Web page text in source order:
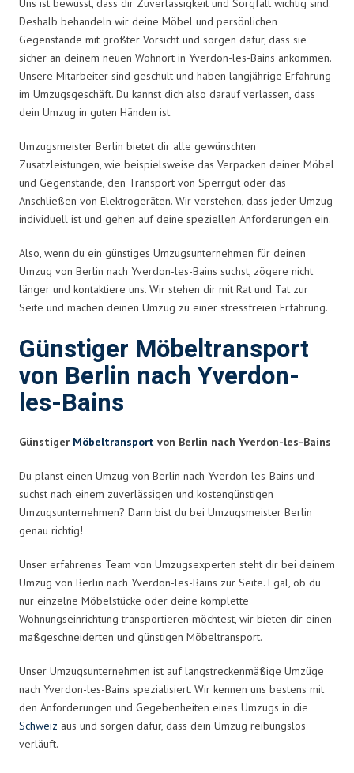
Uns ist bewusst, dass dir Zuverlässigkeit und Sorgfalt wichtig sind.
Deshalb behandeln wir deine Möbel und persönlichen
Gegenstände mit größter Vorsicht und sorgen dafür, dass sie
sicher an deinem neuen Wohnort in Yverdon-les-Bains ankommen.
Unsere Mitarbeiter sind geschult und haben langjährige Erfahrung
im Umzugsgeschäft. Du kannst dich also darauf verlassen, dass
dein Umzug in guten Händen ist.
Umzugsmeister Berlin bietet dir alle gewünschten
Zusatzleistungen, wie beispielsweise das Verpacken deiner Möbel
und Gegenstände, den Transport von Sperrgut oder das
Anschließen von Elektrogeräten. Wir verstehen, dass jeder Umzug
individuell ist und gehen auf deine speziellen Anforderungen ein.
Also, wenn du ein günstiges Umzugsunternehmen für deinen
Umzug von Berlin nach Yverdon-les-Bains suchst, zögere nicht
länger und kontaktiere uns. Wir stehen dir mit Rat und Tat zur
Seite und machen deinen Umzug zu einer stressfreien Erfahrung.
Günstiger Möbeltransport
von Berlin nach Yverdon-
les-Bains
Günstiger Möbeltransport von Berlin nach Yverdon-les-Bains
Du planst einen Umzug von Berlin nach Yverdon-les-Bains und
suchst nach einem zuverlässigen und kostengünstigen
Umzugsunternehmen? Dann bist du bei Umzugsmeister Berlin
genau richtig!
Unser erfahrenes Team von Umzugsexperten steht dir bei deinem
Umzug von Berlin nach Yverdon-les-Bains zur Seite. Egal, ob du
nur einzelne Möbelstücke oder deine komplette
Wohnungseinrichtung transportieren möchtest, wir bieten dir einen
maßgeschneiderten und günstigen Möbeltransport.
Unser Umzugsunternehmen ist auf langstreckenmäßige Umzüge
nach Yverdon-les-Bains spezialisiert. Wir kennen uns bestens mit
den Anforderungen und Gegebenheiten eines Umzugs in die
Schweiz aus und sorgen dafür, dass dein Umzug reibungslos
verläuft.